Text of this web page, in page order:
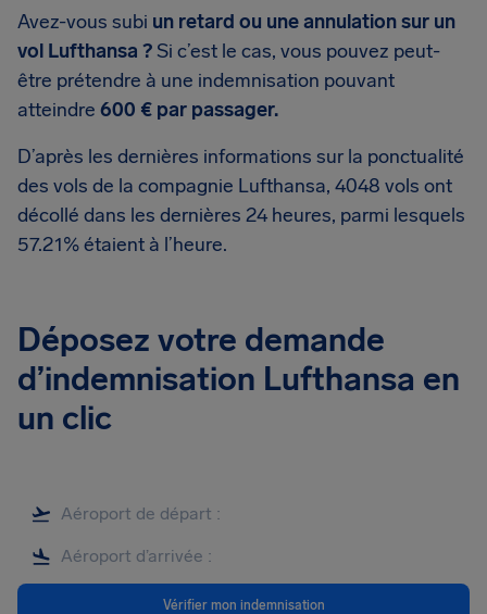
Avez-vous subi un retard ou une annulation sur un
vol Lufthansa ?Si c’est le cas, vous pouvez peut-
être prétendre à une indemnisation pouvant
atteindre 600 € par passager.
D’après les dernières informations sur la ponctualité
des vols de la compagnie Lufthansa, 4048 vols ont
décollé dans les dernières 24 heures, parmi lesquels
57.21% étaient à l’heure.
Déposez votre demande
d’indemnisation Lufthansa en
un clic
Vérifier mon indemnisation